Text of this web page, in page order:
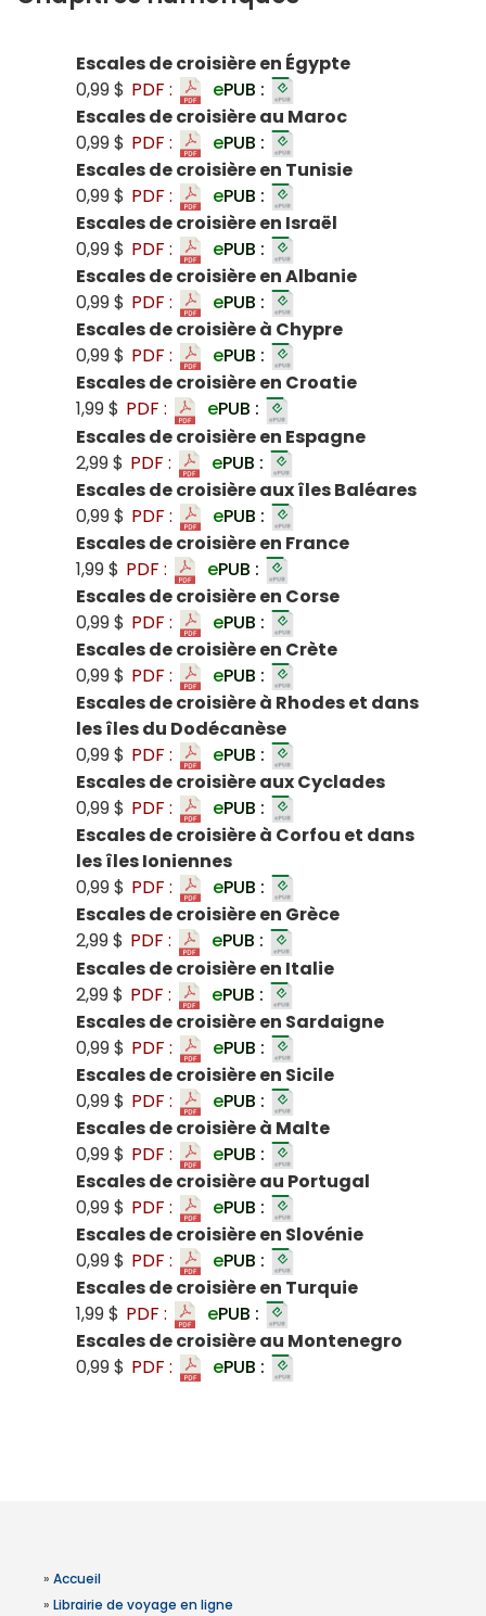
Escales de croisière en Égypte
0,99 $ PDF : ePUB :
Escales de croisière au Maroc
0,99 $ PDF : ePUB :
Escales de croisière en Tunisie
0,99 $ PDF : ePUB :
Escales de croisière en Israël
0,99 $ PDF : ePUB :
Escales de croisière en Albanie
0,99 $ PDF : ePUB :
Escales de croisière à Chypre
0,99 $ PDF : ePUB :
Escales de croisière en Croatie
1,99 $ PDF : ePUB :
Escales de croisière en Espagne
2,99 $ PDF : ePUB :
Escales de croisière aux îles Baléares
0,99 $ PDF : ePUB :
Escales de croisière en France
1,99 $ PDF : ePUB :
Escales de croisière en Corse
0,99 $ PDF : ePUB :
Escales de croisière en Crète
0,99 $ PDF : ePUB :
Escales de croisière à Rhodes et dans
les îles du Dodécanèse
0,99 $ PDF : ePUB :
Escales de croisière aux Cyclades
0,99 $ PDF : ePUB :
Escales de croisière à Corfou et dans
les îles Ioniennes
0,99 $ PDF : ePUB :
Escales de croisière en Grèce
2,99 $ PDF : ePUB :
Escales de croisière en Italie
2,99 $ PDF : ePUB :
Escales de croisière en Sardaigne
0,99 $ PDF : ePUB :
Escales de croisière en Sicile
0,99 $ PDF : ePUB :
Escales de croisière à Malte
0,99 $ PDF : ePUB :
Escales de croisière au Portugal
0,99 $ PDF : ePUB :
Escales de croisière en Slovénie
0,99 $ PDF : ePUB :
Escales de croisière en Turquie
1,99 $ PDF : ePUB :
Escales de croisière au Montenegro
0,99 $ PDF : ePUB :
» Accueil
» Librairie de voyage en ligne